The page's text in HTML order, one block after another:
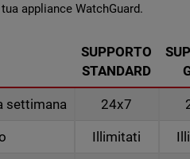
appliance WatchGuard.
SUPPORTO
STANDARD
settimana 24x7
Illimitati